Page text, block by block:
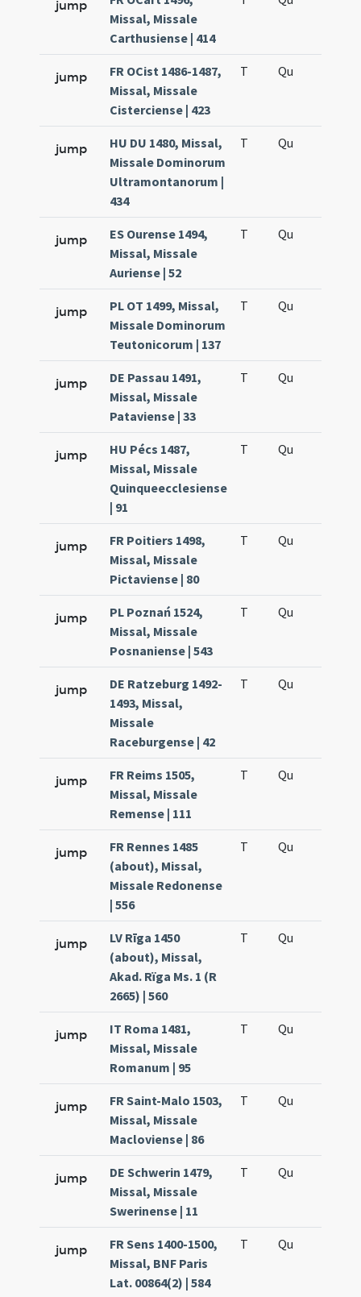
jump
Missal, Missale
Carthusiense | 414
jump
FR OCist 1486-1487,
Missal, Missale
Cisterciense | 423
T Qu
jump
HU DU 1480, Missal,
Missale Dominorum
Ultramontanorum |
434
T Qu
jump
ES Ourense 1494,
Missal, Missale
Auriense | 52
T Qu
jump
PL OT 1499, Missal,
Missale Dominorum
Teutonicorum | 137
T Qu
jump
DE Passau 1491,
Missal, Missale
Pataviense | 33
T Qu
jump
HU Pécs 1487,
Missal, Missale
Quinqueecclesiense
| 91
T Qu
jump
FR Poitiers 1498,
Missal, Missale
Pictaviense | 80
T Qu
jump
PL Poznań 1524,
Missal, Missale
Posnaniense | 543
T Qu
jump
DE Ratzeburg 1492-
1493, Missal,
Missale
Raceburgense | 42
T Qu
jump
FR Reims 1505,
Missal, Missale
Remense | 111
T Qu
jump
FR Rennes 1485
(about), Missal,
Missale Redonense
| 556
T Qu
jump
LV Rīga 1450
(about), Missal,
Akad. Rïga Ms. 1 (R
2665) | 560
T Qu
jump
IT Roma 1481,
Missal, Missale
Romanum | 95
T Qu
jump
FR Saint-Malo 1503,
Missal, Missale
Macloviense | 86
T Qu
jump
DE Schwerin 1479,
Missal, Missale
Swerinense | 11
T Qu
jump
FR Sens 1400-1500,
Missal, BNF Paris
Lat. 00864(2) | 584
T Qu